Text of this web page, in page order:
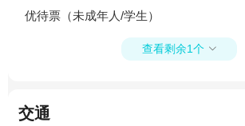
优待票（未成年人/学生）
查看剩余1个 
交通